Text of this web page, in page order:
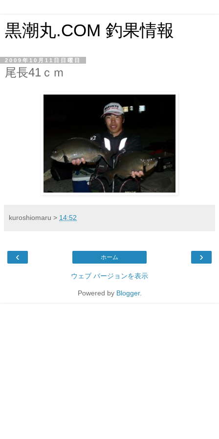
黒潮丸.COM 釣果情報
2009年10月11日日曜日
尾長41ｃｍ
kuroshiomaru > 14:52
‹ ›
ホーム
ウェブ バージョンを表示
Powered by Blogger.